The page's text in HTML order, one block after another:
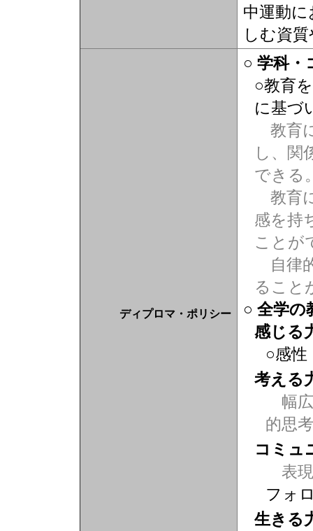
中運動
しむ資
ディプロマ・ポリシー
○ 学科・
○教育
に基づ
教育
し、関
できる
教育
感を持
ことが
自律
ること
○ 全学の
感じる
○感性
考える
幅
的思
コミュ
表現
フォ
生きる